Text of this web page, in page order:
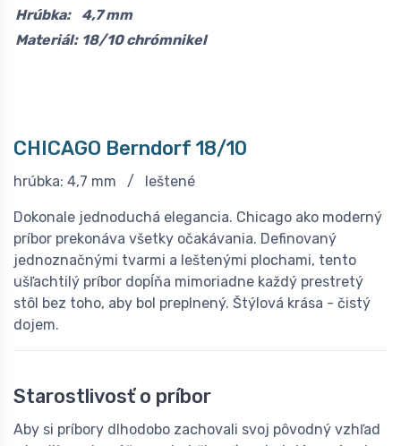
Hrúbka:
4,7 mm
Materiál: 18/10 chrómnikel
CHICAGO Berndorf 18/10
hrúbka: 4,7 mm / leštené
Dokonale jednoduchá elegancia. Chicago ako moderný
príbor prekonáva všetky očakávania. Definovaný
jednoznačnými tvarmi a leštenými plochami, tento
ušľachtilý príbor dopĺňa mimoriadne každý prestretý
stôl bez toho, aby bol preplnený. Štýlová krása - čistý
dojem.
Starostlivosť o príbor
Aby si príbory dlhodobo zachovali svoj pôvodný vzhľad